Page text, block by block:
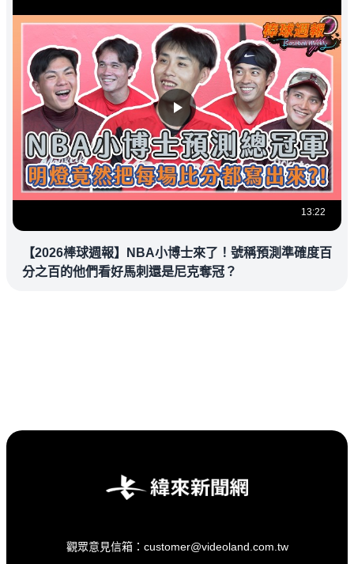
13:22
【2026棒球週報】NBA小博士來了！號稱預測準確度百
分之百的他們看好馬刺還是尼克奪冠？
觀眾意見信箱：customer@videoland.com.tw